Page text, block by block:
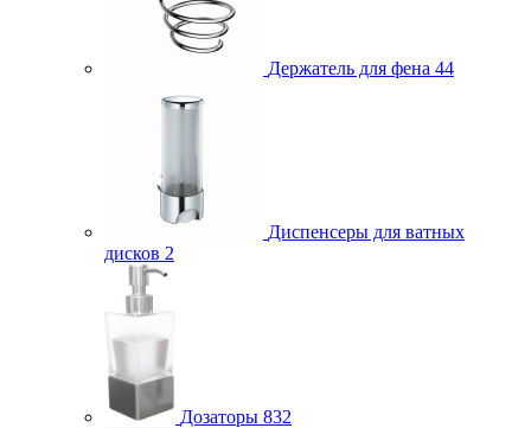
Держатель для фена 44
Диспенсеры для ватных
дисков 2
Дозаторы 832